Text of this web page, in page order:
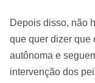
Depois disso, não
que quer dizer que
autônoma e
intervenção dos